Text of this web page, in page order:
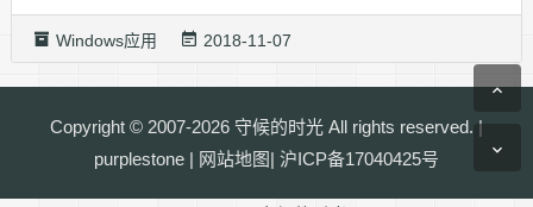
Windows应用 2018-11-07
Copyright © 2007-2026 守候的时光 All rights reserved. |
purplestone | 网站地图| 沪ICP备17040425号